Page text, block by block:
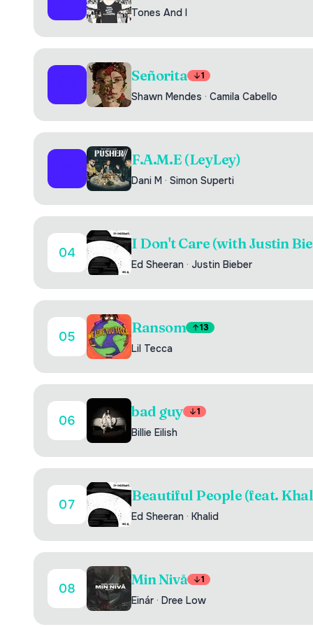
Tones And I
Señorita 1
Shawn Mendes · Camila Cabello
F.A.M.E (LeyLey)
Dani M · Simon Superti
04
I Don't Care (with Justin
Ed Sheeran · Justin Bieber
05
Ransom 13
Lil Tecca
06
bad guy 1
Billie Eilish
07
Beautiful People (feat.
Ed Sheeran · Khalid
08
Min Nivå 1
Einár · Dree Low